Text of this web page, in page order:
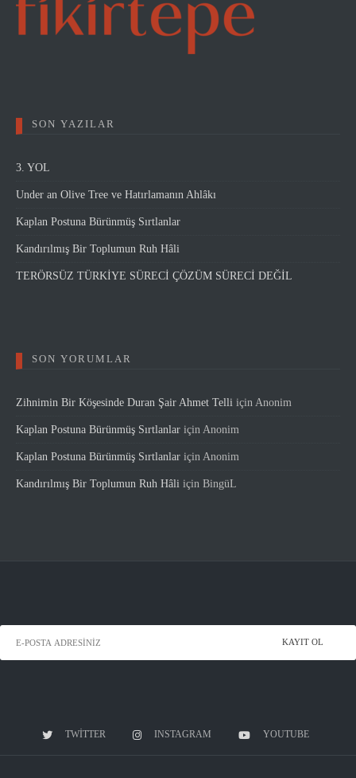
SON YAZILAR
3. YOL
Under an Olive Tree ve Hatırlamanın Ahlâkı
Kaplan Postuna Bürünmüş Sırtlanlar
Kandırılmış Bir Toplumun Ruh Hâli
TERÖRSÜZ TÜRKİYE SÜRECİ ÇÖZÜM SÜRECİ DEĞİL
SON YORUMLAR
Zihnimin Bir Köşesinde Duran Şair Ahmet Telli için Anonim
Kaplan Postuna Bürünmüş Sırtlanlar için Anonim
Kaplan Postuna Bürünmüş Sırtlanlar için Anonim
Kandırılmış Bir Toplumun Ruh Hâli için BingüL
TWITTER INSTAGRAM YOUTUBE